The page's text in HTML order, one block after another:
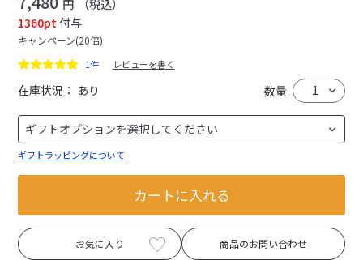
円
（税込）
1360pt 付与
キャンペーン(20倍)
1件 レビューを書く
在庫状況： あり 数量
ギフトラッピングについて
カートに入れる
お気に入り 商品のお問い合わせ